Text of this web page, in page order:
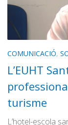
COMUNICACIÓ,
L’EUHT
turisme
L’hotel-escola